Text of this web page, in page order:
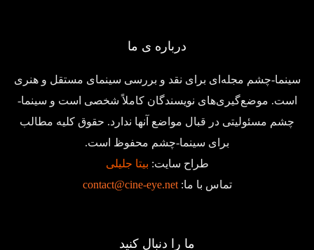
درباره ی ما
سینما-چشم مجله‌ای برای نقد و بررسی سینمای مستقل و هنری
است. موضع‌گیری‌های نویسندگان کاملاً شخصی است و سینما-
چشم مسئولیتی در قبال مواضع آنها ندارد. حقوق کلیه مطالب
برای سینما-چشم محفوظ است.
طراح سایت: بیتا جلیلی
تماس با ما:contact@cine-eye.net
ما را دنبال کنید